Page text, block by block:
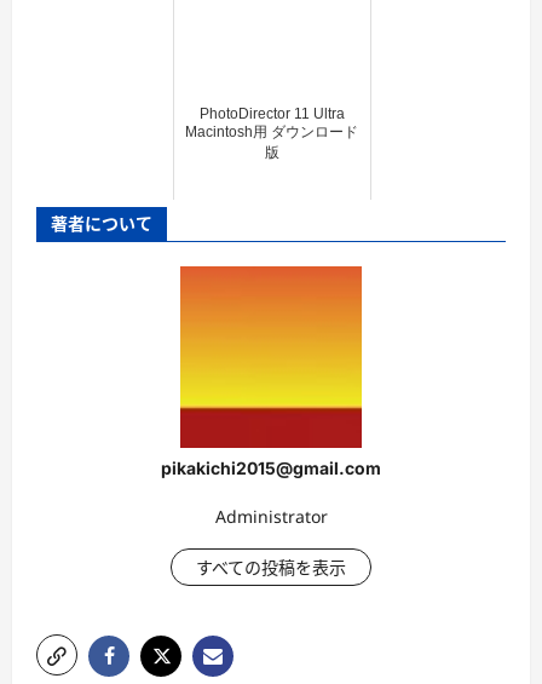
PhotoDirector 11 Ultra
Macintosh用 ダウンロード
版
著者について
pikakichi2015@gmail.com
Administrator
すべての投稿を表示